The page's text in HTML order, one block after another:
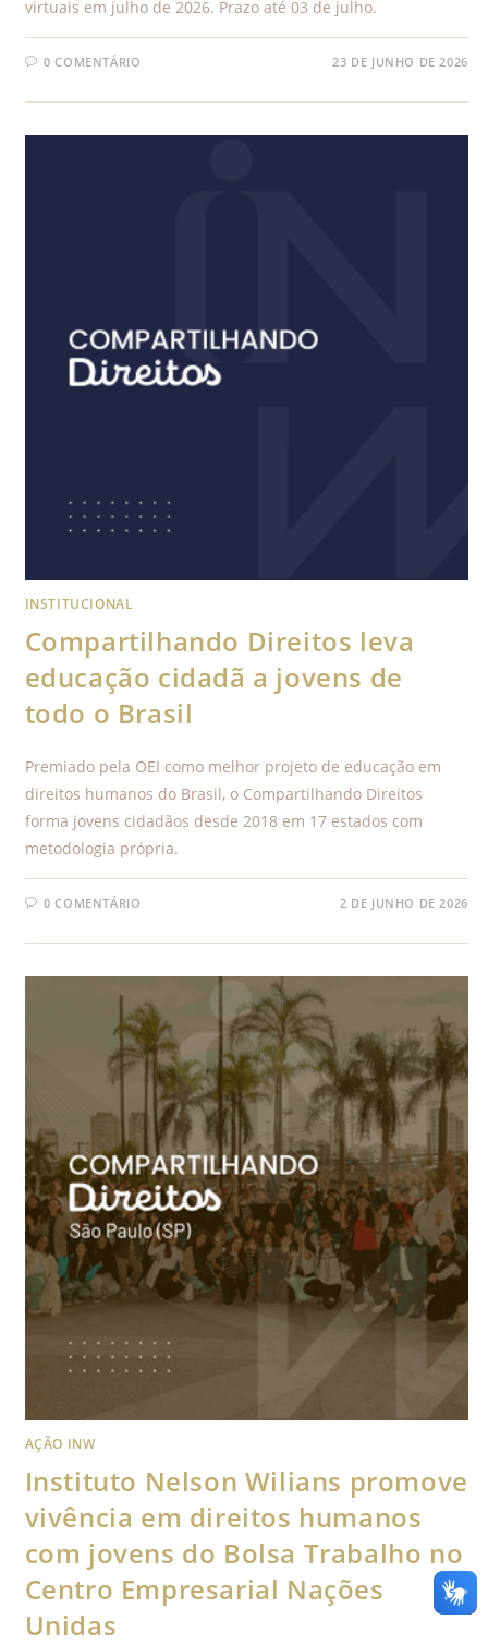
virtuais em julho de 2026. Prazo até 03 de julho.
0 COMENTÁRIO 23 DE JUNHO DE 2026
INSTITUCIONAL
Compartilhando Direitos leva
educação cidadã a jovens de
todo o Brasil
Premiado pela OEI como melhor projeto de educação em
direitos humanos do Brasil, o Compartilhando Direitos
forma jovens cidadãos desde 2018 em 17 estados com
metodologia própria.
0 COMENTÁRIO 2 DE JUNHO DE 2026
AÇÃO INW
Instituto Nelson Wilians promove
vivência em direitos humanos
com jovens do Bolsa Trabalho no
Centro Empresarial Nações
Unidas